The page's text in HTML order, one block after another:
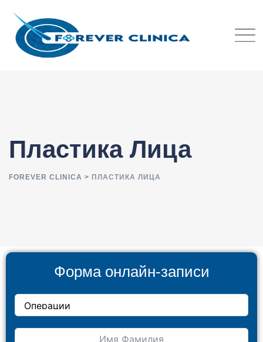
Пластика Лица
FOREVER CLINICA > ПЛАСТИКА ЛИЦА
Форма онлайн-записи